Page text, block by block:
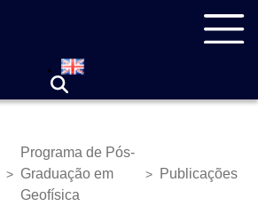
>
Programa de Pós-
Graduação em
Geofísica
> Publicações